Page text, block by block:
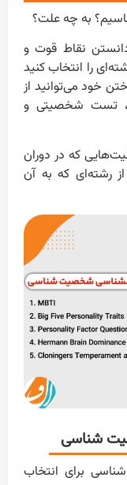
به چه علت؟
نقاط قوت و
را انتخاب کنید
خود می‌توانید از
تست شخصیتی و
که در دوران
رشته‌ای که به آن
شخصیت شناسی برای انتخاب